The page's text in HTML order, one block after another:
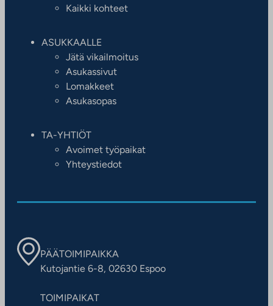
Kaikki kohteet
ASUKKAALLE
Jätä vikailmoitus
Asukassivut
Lomakkeet
Asukasopas
TA-YHTIÖT
Avoimet työpaikat
Yhteystiedot
PÄÄTOIMIPAIKKA
Kutojantie 6-8, 02630 Espoo
TOIMIPAIKAT